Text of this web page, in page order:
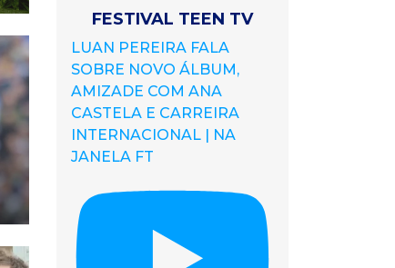
FESTIVAL TEEN TV
LUAN PEREIRA FALA
SOBRE NOVO ÁLBUM,
AMIZADE COM ANA
CASTELA E CARREIRA
INTERNACIONAL | NA
JANELA FT